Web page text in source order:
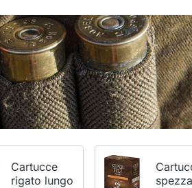
Cartucce
rigato lungo